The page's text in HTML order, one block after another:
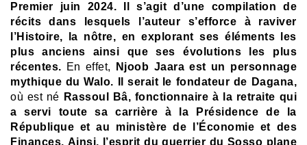
Premier juin 2024. Il s’agit d’une compilation de
récits dans lesquels l’auteur s’efforce à raviver
l’Histoire, la nôtre, en explorant ses éléments les
plus anciens ainsi que ses évolutions les plus
récentes. En effet,
Njoob Jaara est un personnage
mythique du Walo. Il serait le fondateur de Dagana,
où est né Rassoul Bâ, fonctionnaire à la retraite qui
a servi toute sa carrière à la Présidence de la
République et au ministère de l’Économie et des
Finances. Ainsi, l’esprit du guerrier du Sosso plane